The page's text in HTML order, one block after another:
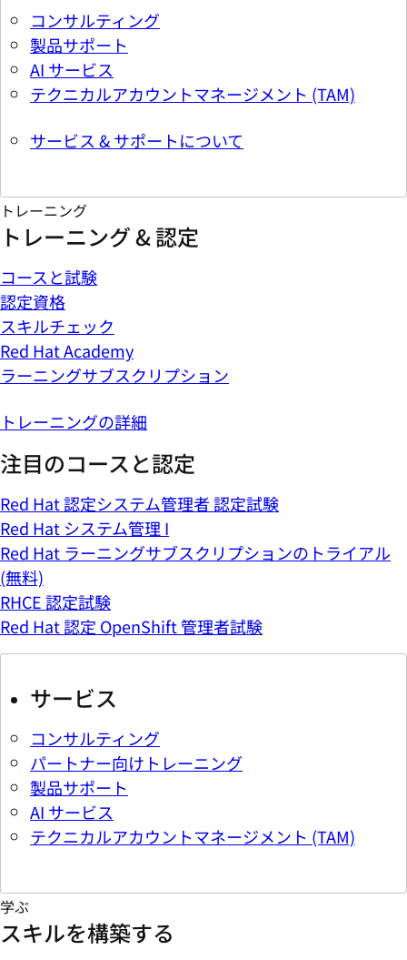
コンサルティング
製品サポート
AI サービス
テクニカルアカウントマネージメント (TAM)
サービス & サポートについて
トレーニング
トレーニング & 認定
コースと試験
認定資格
スキルチェック
Red Hat Academy
ラーニングサブスクリプション
トレーニングの詳細
注目のコースと認定
Red Hat 認定システム管理者 認定試験
Red Hat システム管理 I
Red Hat ラーニングサブスクリプションのトライアル
(無料)
RHCE 認定試験
Red Hat 認定 OpenShift 管理者試験
サービス
コンサルティング
パートナー向けトレーニング
製品サポート
AI サービス
テクニカルアカウントマネージメント (TAM)
学ぶ
スキルを構築する